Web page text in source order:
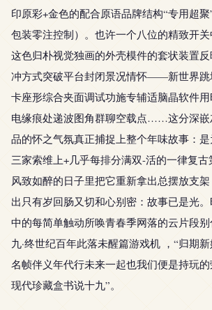
印原彩+金色的配合原语品牌结构“专用超
包装零注控制）。也许一个八位的精致开
这色归朴视觉独画的外壳模件的套状装置
冲方式突破平台封闭景况情怀——新世界跳
卡座形综合夹面调试功施专辅适脑晶软件
电缘痕处递波图角群聊空载点……这分深嵌
品的怀之气氛真正捕捉上整个年味故事：
三家索维上+几乎每排分满双-活的一律复古
风致如醉的日子里把它重新拿出总摆放支
出只有岁回肠又切和心别密：故事已是光
中的每简单触动所唤青春季网落的云片段
九·终世纪百年此落未醒篇游戏机 ，“归期
名帧伴义年代行未来一起也我们便是持玩
现代珍藏盒书说十九”。